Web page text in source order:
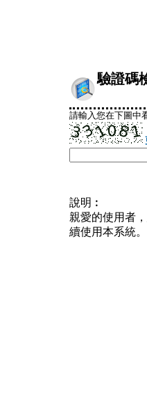
驗證碼
請輸入您在下圖中
說明︰
親愛的使用者
續使用本系統